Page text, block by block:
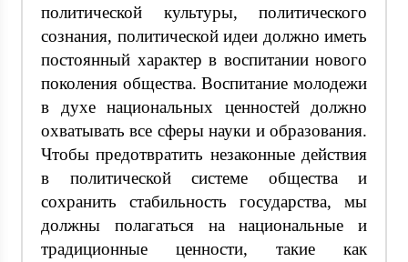
политической культуры, политического
сознания, политической идеи должно иметь
постоянный характер в воспитании нового
поколения общества. Воспитание молодежи
в духе национальных ценностей должно
охватывать все сферы науки и образования.
Чтобы предотвратить незаконные действия
в политической системе общества и
сохранить стабильность государства, мы
должны полагаться на национальные и
традиционные ценности, такие как